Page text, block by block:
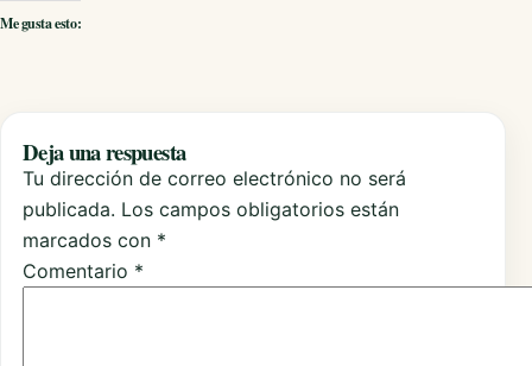
Me gusta esto:
Deja una respuesta
Tu dirección de correo electrónico no será
publicada. Los campos obligatorios están
marcados con *
Comentario *